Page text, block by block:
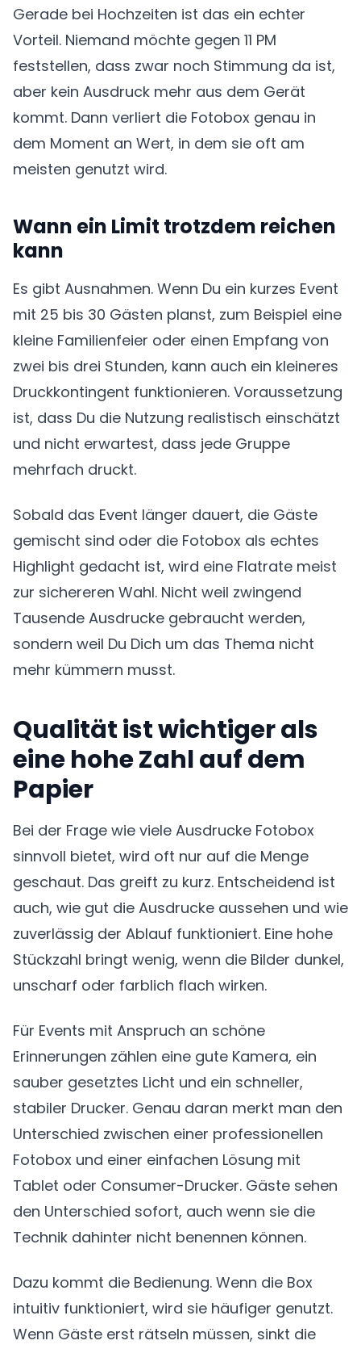
Gerade bei Hochzeiten ist das ein echter
Vorteil. Niemand möchte gegen 11 PM
feststellen, dass zwar noch Stimmung da ist,
aber kein Ausdruck mehr aus dem Gerät
kommt. Dann verliert die Fotobox genau in
dem Moment an Wert, in dem sie oft am
meisten genutzt wird.
Wann ein Limit trotzdem reichen
kann
Es gibt Ausnahmen. Wenn Du ein kurzes Event
mit 25 bis 30 Gästen planst, zum Beispiel eine
kleine Familienfeier oder einen Empfang von
zwei bis drei Stunden, kann auch ein kleineres
Druckkontingent funktionieren. Voraussetzung
ist, dass Du die Nutzung realistisch einschätzt
und nicht erwartest, dass jede Gruppe
mehrfach druckt.
Sobald das Event länger dauert, die Gäste
gemischt sind oder die Fotobox als echtes
Highlight gedacht ist, wird eine Flatrate meist
zur sichereren Wahl. Nicht weil zwingend
Tausende Ausdrucke gebraucht werden,
sondern weil Du Dich um das Thema nicht
mehr kümmern musst.
Qualität ist wichtiger als
eine hohe Zahl auf dem
Papier
Bei der Frage wie viele Ausdrucke Fotobox
sinnvoll bietet, wird oft nur auf die Menge
geschaut. Das greift zu kurz. Entscheidend ist
auch, wie gut die Ausdrucke aussehen und wie
zuverlässig der Ablauf funktioniert. Eine hohe
Stückzahl bringt wenig, wenn die Bilder dunkel,
unscharf oder farblich flach wirken.
Für Events mit Anspruch an schöne
Erinnerungen zählen eine gute Kamera, ein
sauber gesetztes Licht und ein schneller,
stabiler Drucker. Genau daran merkt man den
Unterschied zwischen einer professionellen
Fotobox und einer einfachen Lösung mit
Tablet oder Consumer-Drucker. Gäste sehen
den Unterschied sofort, auch wenn sie die
Technik dahinter nicht benennen können.
Dazu kommt die Bedienung. Wenn die Box
intuitiv funktioniert, wird sie häufiger genutzt.
Wenn Gäste erst rätseln müssen, sinkt die